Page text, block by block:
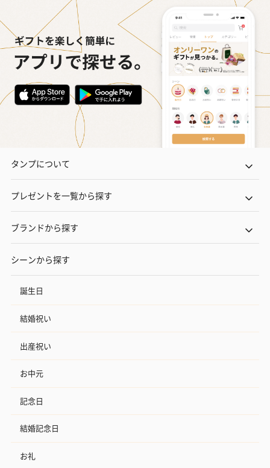
タンプについて
プレゼントを一覧から探す
ブランドから探す
シーンから探す
誕生日
結婚祝い
出産祝い
お中元
記念日
結婚記念日
お礼